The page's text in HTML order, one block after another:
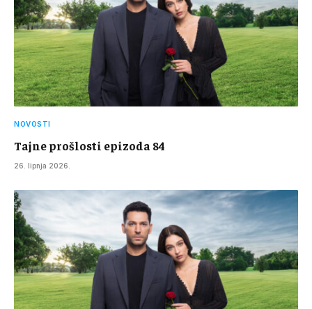
NOVOSTI
Tajne prošlosti epizoda 84
26. lipnja 2026.